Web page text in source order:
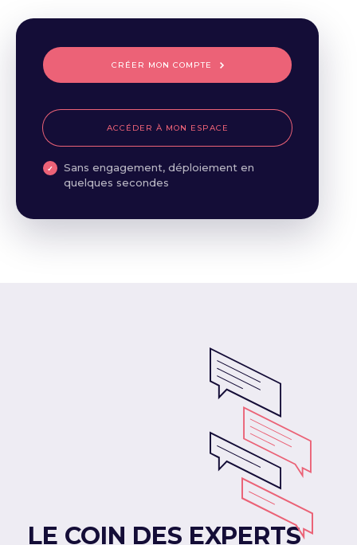
CRÉER MON COMPTE
ACCÉDER À MON ESPACE
Sans engagement, déploiement en
quelques secondes
LE COIN DES EXPERTS